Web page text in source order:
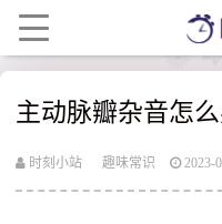
主动脉瓣杂音怎
时刻小站 趣味常识 2023-